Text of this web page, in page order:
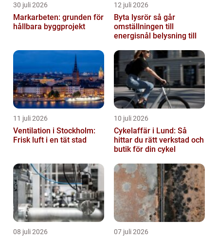
30 juli 2026
Markarbeten: grunden för
hållbara byggprojekt
12 juli 2026
Byta lysrör så går
omställningen till
energisnål belysning till
11 juli 2026
Ventilation i Stockholm:
Frisk luft i en tät stad
10 juli 2026
Cykelaffär i Lund: Så
hittar du rätt verkstad och
butik för din cykel
08 juli 2026 07 juli 2026